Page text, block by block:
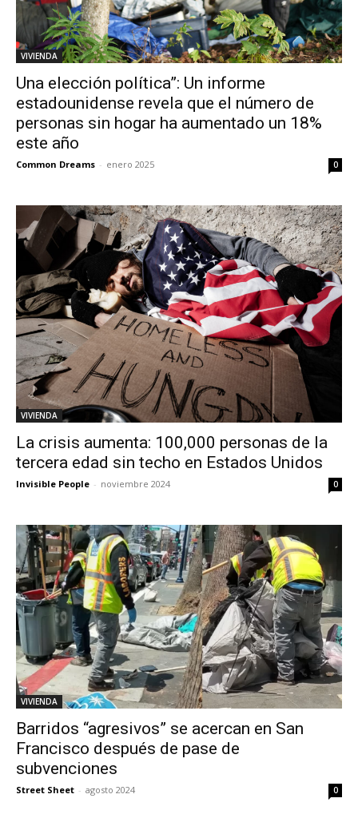
VIVIENDA
Una elección política”: Un informe
estadounidense revela que el número de
personas sin hogar ha aumentado un 18%
este año
Common Dreams - enero 2025 0
VIVIENDA
La crisis aumenta: 100,000 personas de la
tercera edad sin techo en Estados Unidos
Invisible People - noviembre 2024 0
VIVIENDA
Barridos “agresivos” se acercan en San
Francisco después de pase de
subvenciones
Street Sheet - agosto 2024 0